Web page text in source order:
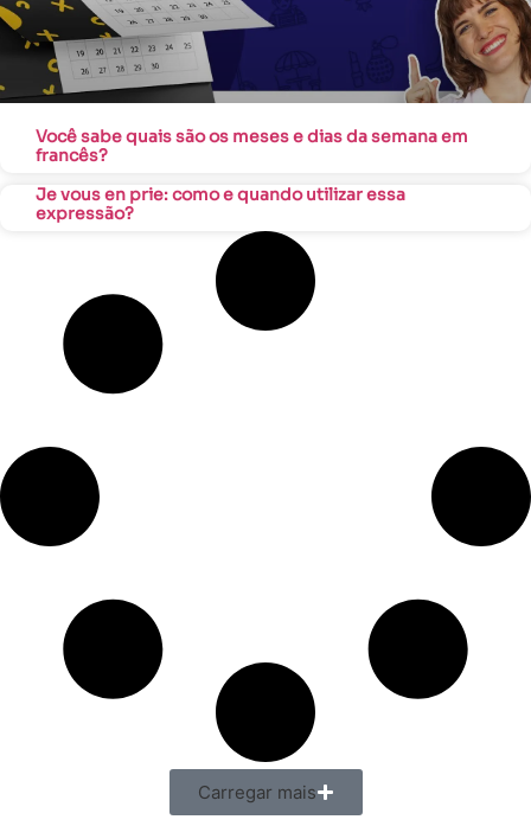
Você sabe quais são os meses e dias da semana em
francês?
Je vous en prie: como e quando utilizar essa
expressão?
Carregar mais